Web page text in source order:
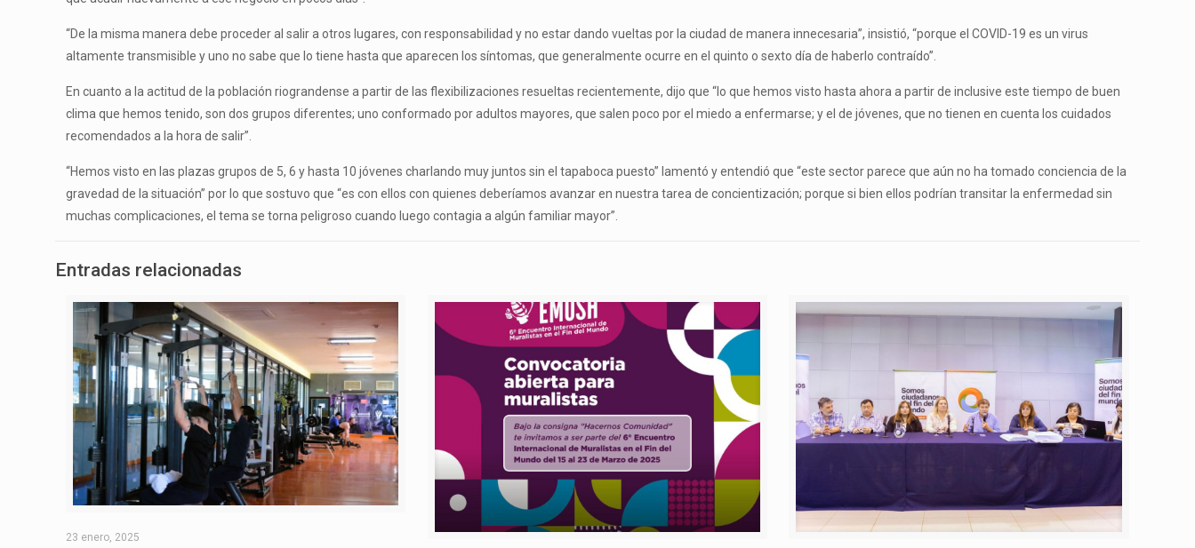
“De la misma manera debe proceder al salir a otros lugares, con responsabilidad y no estar dando vueltas por la ciudad de manera innecesaria”, insistió, “porque el COVID-19 es un virus
altamente transmisible y uno no sabe que lo tiene hasta que aparecen los síntomas, que generalmente ocurre en el quinto o sexto día de haberlo contraído”.
En cuanto a la actitud de la población riograndense a partir de las flexibilizaciones resueltas recientemente, dijo que “lo que hemos visto hasta ahora a partir de inclusive este tiempo de buen
clima que hemos tenido, son dos grupos diferentes; uno conformado por adultos mayores, que salen poco por el miedo a enfermarse; y el de jóvenes, que no tienen en cuenta los cuidados
recomendados a la hora de salir”.
“Hemos visto en las plazas grupos de 5, 6 y hasta 10 jóvenes charlando muy juntos sin el tapaboca puesto” lamentó y entendió que “este sector parece que aún no ha tomado conciencia de la
gravedad de la situación” por lo que sostuvo que “es con ellos con quienes deberíamos avanzar en nuestra tarea de concientización; porque si bien ellos podrían transitar la enfermedad sin
muchas complicaciones, el tema se torna peligroso cuando luego contagia a algún familiar mayor”.
Entradas relacionadas
23 enero, 2025